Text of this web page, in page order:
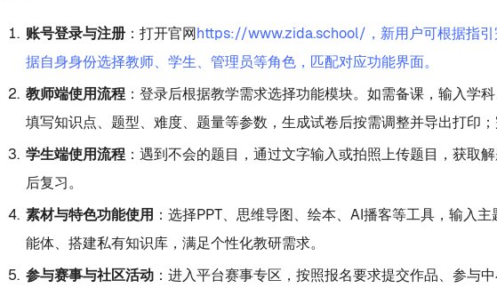
账号登录与注册：打开官网https://www.zida.school/，新用户可根据指引
据自身身份选择教师、学生、管理员等角色，匹配对应功能界面。
教师端使用流程：登录后根据教学需求选择功能模块。如需备课，输入学
填写知识点、题型、难度、题量等参数，生成试卷后按需调整并导出打印
学生端使用流程：遇到不会的题目，通过文字输入或拍照上传题目，获取
后复习。
素材与特色功能使用 ：选择PPT、思维导图、绘本、AI播客等工具，输入
能体、搭建私有知识库，满足个性化教研需求。
参与赛事与社区活动：进入平台赛事专区，按照报名要求提交作品、参与